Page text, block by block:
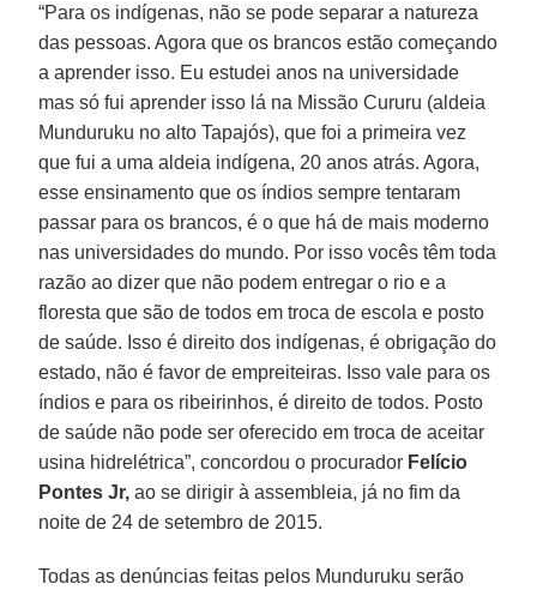
“Para os indígenas, não se pode separar a natureza
das pessoas. Agora que os brancos estão começando
a aprender isso. Eu estudei anos na universidade
mas só fui aprender isso lá na Missão Cururu (aldeia
Munduruku no alto Tapajós), que foi a primeira vez
que fui a uma aldeia indígena, 20 anos atrás. Agora,
esse ensinamento que os índios sempre tentaram
passar para os brancos, é o que há de mais moderno
nas universidades do mundo. Por isso vocês têm toda
razão ao dizer que não podem entregar o rio e a
floresta que são de todos em troca de escola e posto
de saúde. Isso é direito dos indígenas, é obrigação do
estado, não é favor de empreiteiras. Isso vale para os
índios e para os ribeirinhos, é direito de todos. Posto
de saúde não pode ser oferecido em troca de aceitar
usina hidrelétrica”, concordou o procurador Felício
Pontes Jr, ao se dirigir à assembleia, já no fim da
noite de 24 de setembro de 2015.
Todas as denúncias feitas pelos Munduruku serão